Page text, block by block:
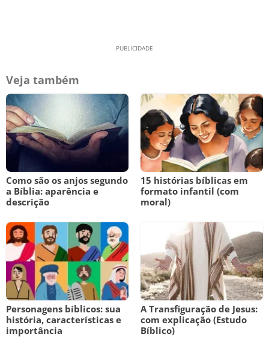
Veja também
Como são os anjos segundo
a Bíblia: aparência e
descrição
15 histórias bíblicas em
formato infantil (com
moral)
Personagens bíblicos: sua
história, características e
importância
A Transfiguração de Jesus:
com explicação (Estudo
Bíblico)